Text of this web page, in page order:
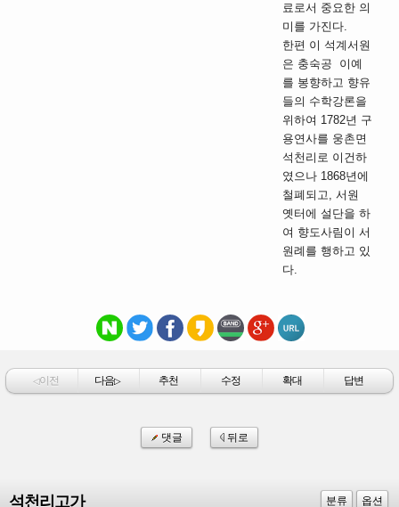
료로서 중요한 의
미를 가진다.
한편 이 석계서원
은 충숙공 이예
를 봉향하고 향유
들의 수학강론을
위하여 1782년 구
용연사를 웅촌면
석천리로 이건하
였으나 1868년에
철폐되고, 서원
옛터에 설단을 하
여 향도사림이 서
원례를 행하고 있
다.
◁이전 다음▷ 추천 수정 확대 답변
댓글 뒤로
석천리고가 분류 옵션